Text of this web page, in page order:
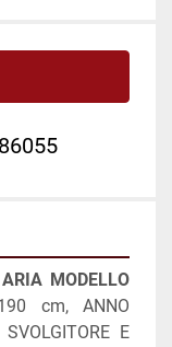
MODELLO
cm, ANNO
E